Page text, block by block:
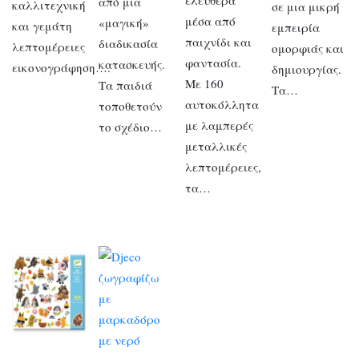
καλλιτεχνική
και γεμάτη
λεπτομέρειες
εικονογράφηση….
«μαγική»
διαδικασία
κατασκευής.
Τα παιδιά
τοποθετούν
το σχέδιο…
μέσα από
παιχνίδι και
φαντασία.
Με 160
αυτοκόλλητα
με λαμπερές
μεταλλικές
λεπτομέρειες,
τα…
σε μια μικρή
εμπειρία
ομορφιάς και
δημιουργίας.
Τα…